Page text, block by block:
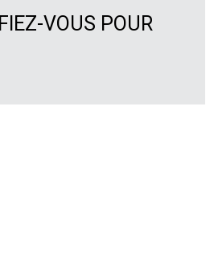
VOUS POUR